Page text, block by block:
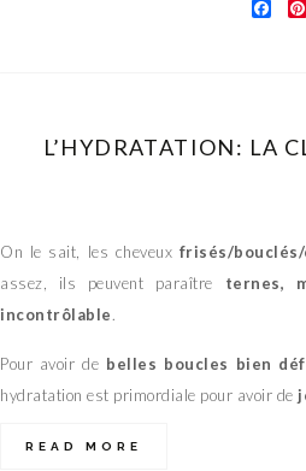
L’HYDRATATION: LA
On le sait, les cheveux frisés/bouclés/
assez, ils peuvent paraître ternes,
incontrôlable.
Pour avoir de belles boucles bien
hydratation est primordiale pour avoir de
READ MORE